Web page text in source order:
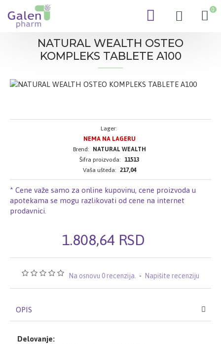
0
NATURAL WEALTH OSTEO
KOMPLEKS TABLETE A100
Na osnovu 0 recenzija. - Napišite recenziju
* Cene važe samo za online kupovinu, cene proizvoda u
apotekama se mogu razlikovati od cene na internet
prodavnici.
1.808,64 RSD
Lager:
NEMA NA LAGERU
Brend:
NATURAL WEALTH
Šifra proizvoda:
11513
Vaša ušteda: 217,04
OPIS
Delovanje: